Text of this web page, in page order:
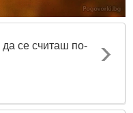
се считаш по-